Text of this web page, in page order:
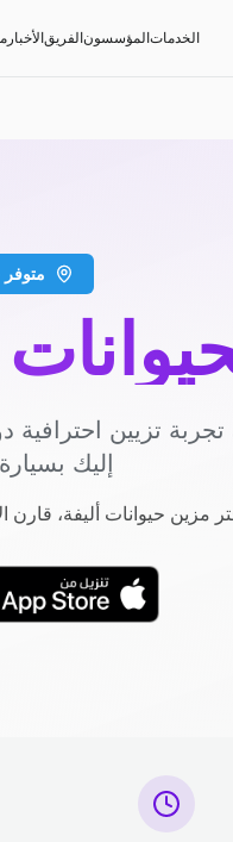
الخدماتالمؤسسونالفريقالأخبار
متوفر
تزيين
إليك
مزين حيوانات أليفة،